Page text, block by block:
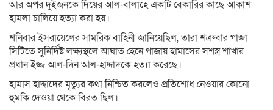
আর অপর দুইজনকে দিয়ের আল-বালাহে একটি বেকারির কাছে আকাশ
হামলা চালিয়ে হত্যা করা হয়।
শনিবার ইসরায়েলের সামরিক বাহিনী জানিয়েছিল, তারা শত্রুবার গাজা
সিটিতে সুনির্দিষ্ট লক্ষ্যস্থলে আঘাত হেনে গাজায় হামাসের সশস্ত্র শাখার
প্রধান ইজ্জ আল-দিন আল-হাদ্দাদকে হত্যা করেছে।
হামাস হাদ্দাদের মৃত্যুর কথা নিশ্চিত করলেও প্রতিশোধ নেওয়ার কোনো
হুমকি দেওয়া থেকে বিরত ছিল।